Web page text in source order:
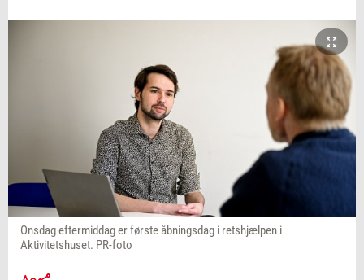
Onsdag eftermiddag er første åbningsdag i retshjælpen i
Aktivitetshuset. PR-foto